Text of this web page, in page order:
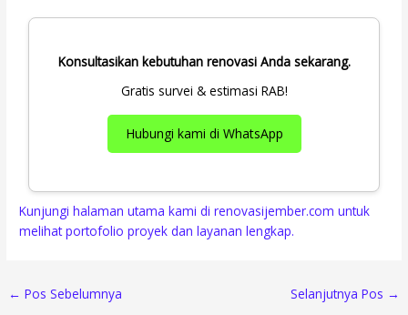
Konsultasikan kebutuhan renovasi Anda sekarang.
Gratis survei & estimasi RAB!
Hubungi kami di WhatsApp
Kunjungi halaman utama kami di renovasijember.com untuk
melihat portofolio proyek dan layanan lengkap.
← Pos Sebelumnya Selanjutnya Pos →